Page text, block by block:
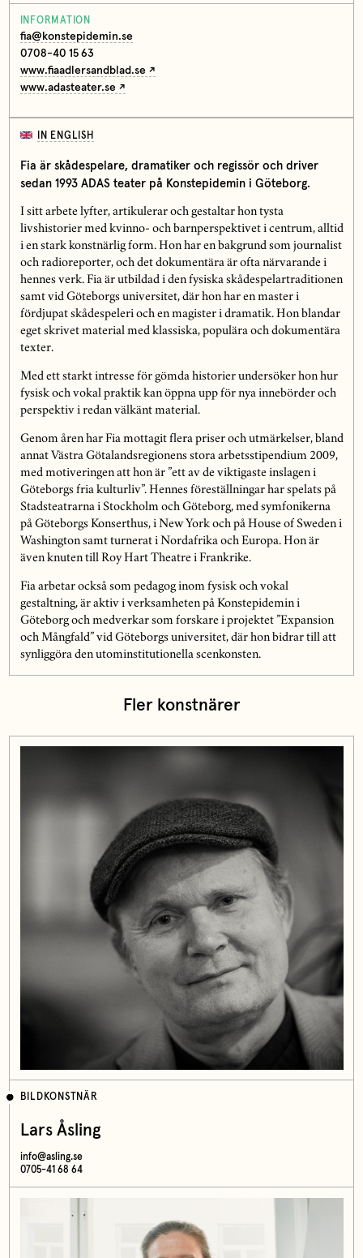
INFORMATION
fia@konstepidemin.se
0708-40 15 63
www.fiaadlersandblad.se
www.adasteater.se
IN ENGLISH
Fia är skådespelare, dramatiker och regissör och driver
sedan 1993 ADAS teater på Konstepidemin i Göteborg.
I sitt arbete lyfter, artikulerar och gestaltar hon tysta
livshistorier med kvinno- och barnperspektivet i centrum, alltid
i en stark konstnärlig form. Hon har en bakgrund som journalist
och radioreporter, och det dokumentära är ofta närvarande i
hennes verk. Fia är utbildad i den fysiska skådespelartraditionen
samt vid Göteborgs universitet, där hon har en master i
fördjupat skådespeleri och en magister i dramatik. Hon blandar
eget skrivet material med klassiska, populära och dokumentära
texter.
Med ett starkt intresse för gömda historier undersöker hon hur
fysisk och vokal praktik kan öppna upp för nya innebörder och
perspektiv i redan välkänt material.
Genom åren har Fia mottagit flera priser och utmärkelser, bland
annat Västra Götalandsregionens stora arbetsstipendium 2009,
med motiveringen att hon är ”ett av de viktigaste inslagen i
Göteborgs fria kulturliv”. Hennes föreställningar har spelats på
Stadsteatrarna i Stockholm och Göteborg, med symfonikerna
på Göteborgs Konserthus, i New York och på House of Sweden i
Washington samt turnerat i Nordafrika och Europa. Hon är
även knuten till Roy Hart Theatre i Frankrike.
Fia arbetar också som pedagog inom fysisk och vokal
gestaltning, är aktiv i verksamheten på Konstepidemin i
Göteborg och medverkar som forskare i projektet ”Expansion
och Mångfald” vid Göteborgs universitet, där hon bidrar till att
synliggöra den utominstitutionella scenkonsten.
Fler konstnärer
BILDKONSTNÄR
Lars Åsling
info@asling.se
0705-41 68 64